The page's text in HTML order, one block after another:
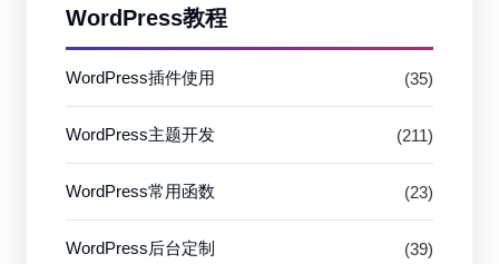
WordPress教程
WordPress插件使用 (35)
WordPress主题开发 (211)
WordPress常用函数 (23)
WordPress后台定制 (39)